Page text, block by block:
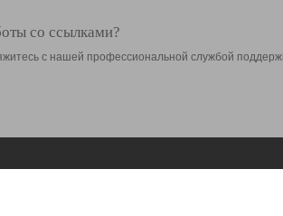
со ссылками?
с нашей профессиональной службой